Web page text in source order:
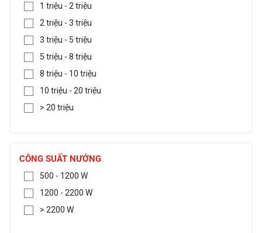
1 triệu - 2 triệu
2 triệu - 3 triệu
3 triệu - 5 triệu
5 triệu - 8 triệu
8 triệu - 10 triệu
10 triệu - 20 triệu
> 20 triệu
CÔNG SUẤT NƯỚNG
500 - 1200 W
1200 - 2200 W
> 2200 W